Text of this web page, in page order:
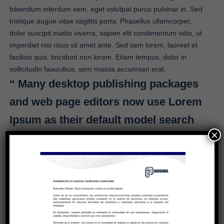
bibendum interdum sem, eget volutpat purus pulvinar in. Sed
tristique augue vitae sagittis porta. Phasellus ullamcorper,
dolor suscipit mattis viverra, sapien elit condimentum odio, ut
imperdiet nisi risus sit amet ante. Sed sem lorem, laoreet et
facilisis quis, tincidunt non lorem. Etiam tempus, dolor in
sollicitudin faaucibus, sem massa accumsan erat.
“ Many desktop publishing packages
and web page editors now use Lorem
Ipsum as their default model search
for evolved over sometimes by
accident, sometimes on purpose ”
Aenean lorem diam, venenatis nec venenatis id, adipiscing ac
massa. Nam vel dui eget justo dictum pretium a rhoncus
ipsum. Donec venenatis erat tincidunt nunc suscipit, sit amet
bibendum lacus posuere. Sed scelerisque, dolor a pharetra
sodales, mi augue consequat sapien, et interdum tellus leo et
×